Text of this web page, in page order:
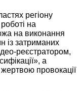
регіону
на
на виконання
із затриманих
реєстратором,
а
провокації